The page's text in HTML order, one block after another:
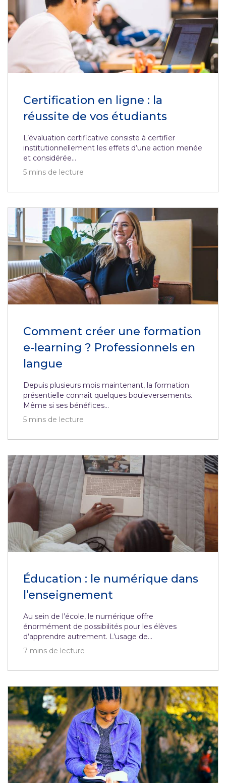
Certification en ligne : la
réussite de vos étudiants
L’évaluation certificative consiste à certifier
institutionnellement les effets d’une action menée
et considérée...
5 mins de lecture
Comment créer une formation
e-learning ? Professionnels en
langue
Depuis plusieurs mois maintenant, la formation
présentielle connaît quelques bouleversements.
Même si ses bénéfices...
5 mins de lecture
Éducation : le numérique dans
l’enseignement
Au sein de l’école, le numérique offre
énormément de possibilités pour les élèves
d’apprendre autrement. L’usage de...
7 mins de lecture